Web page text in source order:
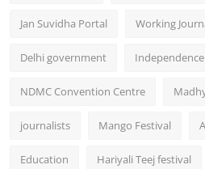
Jan Suvidha Portal Working
Delhi government
NDMC Convention Centre
journalists Mango Festival
Education Hariyali Teej festival